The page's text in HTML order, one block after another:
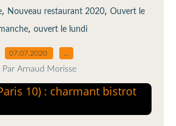
, Nouveau restaurant 2020, Ouvert le
, ouvert le lundi
07.07.2020
Par Arnaud Morisse